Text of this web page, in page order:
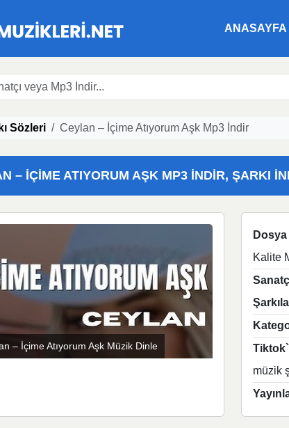
ANASAYFA
Sözleri Ceylan – İçime Atıyorum Aşk Mp3 İndir
– İÇIME ATIYORUM AŞK MP3 İNDIR, ŞARKI
– İçime Atıyorum Aşk Müzik Dinle
Kalite
müzik